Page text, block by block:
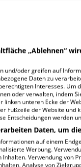
-
ZUM
sind leider noch
„Ablehnen“
und/oder greifen auf
Daten zu
Interesses. Um
oder verwalten, indem
linken unteren Ecke der
Fußzeile der Website und
Entscheidungen werden
Daten, um
auf einem
Werbung.
Verwendung von
Analyse von